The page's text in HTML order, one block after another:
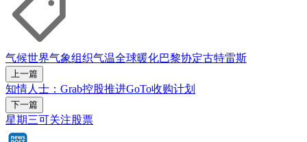
气候世界气象组织气温全球暖化巴黎协定古特雷斯
上一篇
知情人士：Grab控股推进GoTo收购计划
下一篇
星期三可关注股票